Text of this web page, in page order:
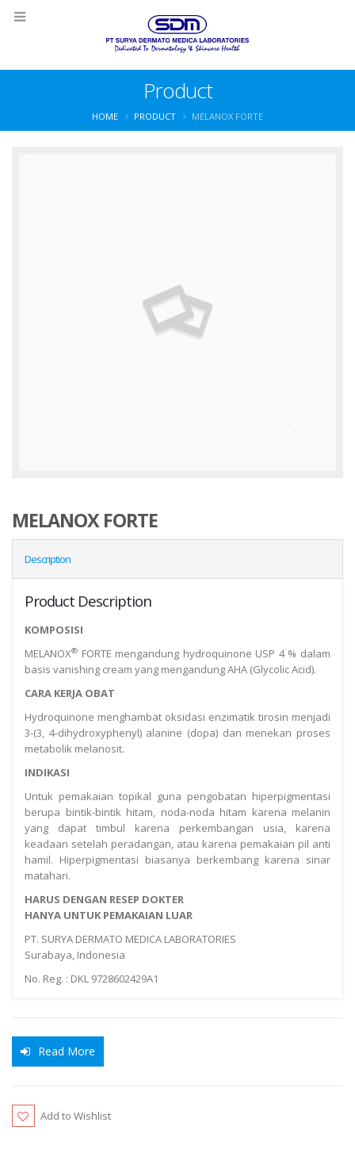
Product
HOME PRODUCT MELANOX FORTE
MELANOX FORTE
Description
Product Description
KOMPOSISI
MELANOX® FORTE mengandung hydroquinone USP 4 % dalam
basis vanishing cream yang mengandung AHA (Glycolic Acid).
CARA KERJA OBAT
Hydroquinone menghambat oksidasi enzimatik tirosin menjadi
3-(3, 4-dihydroxyphenyl) alanine (dopa) dan menekan proses
metabolik melanosit.
INDIKASI
Untuk pemakaian topikal guna pengobatan hiperpigmentasi
berupa bintik-bintik hitam, noda-noda hitam karena melanin
yang dapat timbul karena perkembangan usia, karena
keadaan setelah peradangan, atau karena pemakaian pil anti
hamil. Hiperpigmentasi biasanya berkembang karena sinar
matahari.
HARUS DENGAN RESEP DOKTER
HANYA UNTUK PEMAKAIAN LUAR
PT. SURYA DERMATO MEDICA LABORATORIES
Surabaya, Indonesia
No. Reg. : DKL 9728602429A1
Read More
Add to Wishlist